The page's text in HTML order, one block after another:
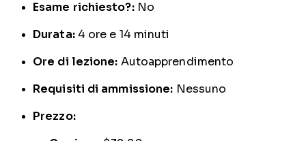
Esame richiesto?:No
Durata:4 ore e 14 minuti
Ore di lezione: Autoapprendimento
Requisiti di ammissione: Nessuno
Prezzo: